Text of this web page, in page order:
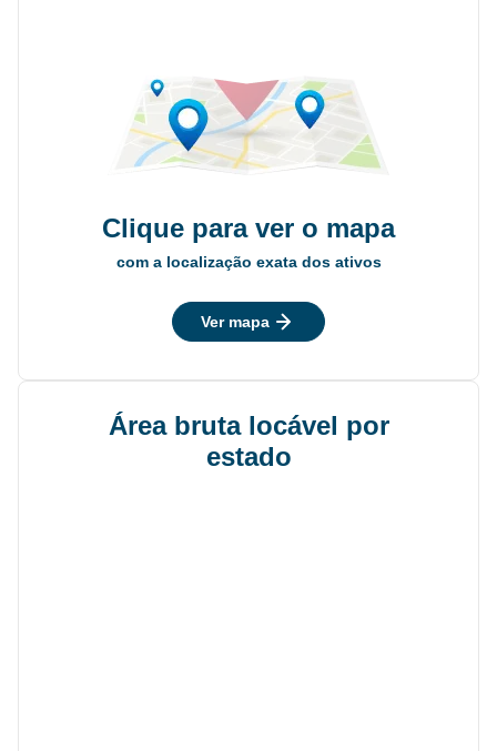
Clique para ver o mapa
com a localização exata dos ativos
Ver mapa
Área bruta locável por
estado